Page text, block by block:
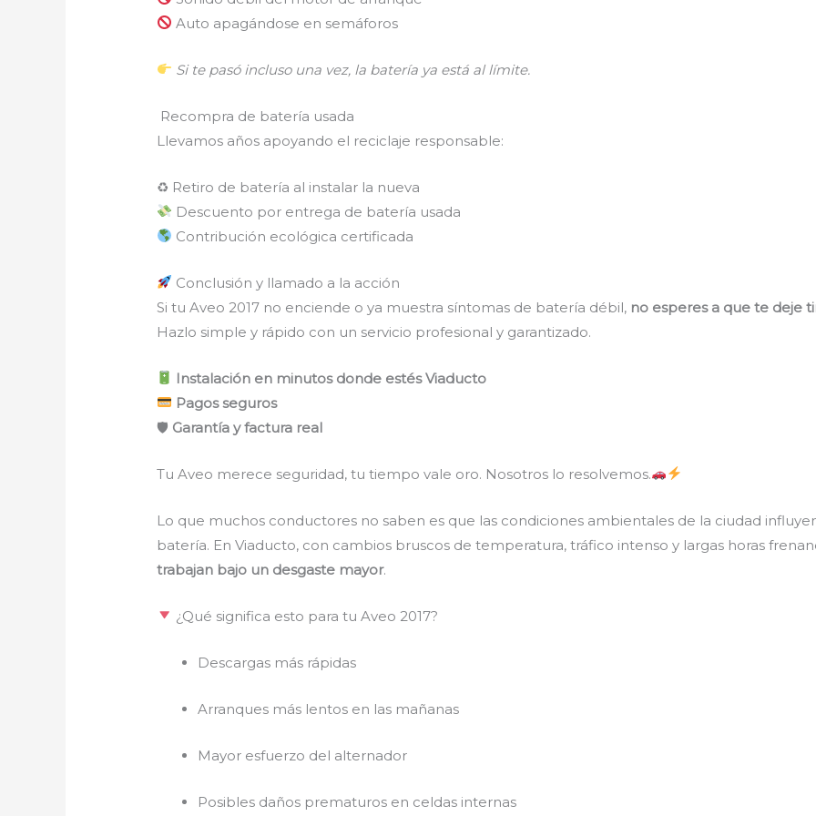
Auto apagándose en semáforos
Si te pasó incluso una vez, la batería ya está al límite.
Recompra de batería usada
Llevamos años apoyando el reciclaje responsable:
♻ Retiro de batería al instalar la nueva
Descuento por entrega de batería usada
Contribución ecológica certificada
Conclusión y llamado a la acción
Si tu Aveo 2017 no enciende o ya muestra síntomas de batería débil, no esperes a que te deje
Hazlo simple y rápido con un servicio profesional y garantizado.
Instalación en minutos donde estés Viaducto
Pagos seguros
🛡 Garantía y factura real
Tu Aveo merece seguridad, tu tiempo vale oro. Nosotros lo resolvemos.
Lo que muchos conductores no saben es que las condiciones ambientales de la ciudad
batería. En Viaducto, con cambios bruscos de temperatura, tráfico intenso y largas horas
trabajan bajo un desgaste mayor.
¿Qué significa esto para tu Aveo 2017?
Descargas más rápidas
Arranques más lentos en las mañanas
Mayor esfuerzo del alternador
Posibles daños prematuros en celdas internas